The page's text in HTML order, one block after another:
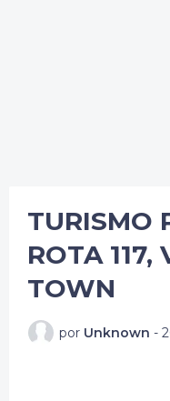
TURISMO
ROTA 117,
TOWN
por Unknown -